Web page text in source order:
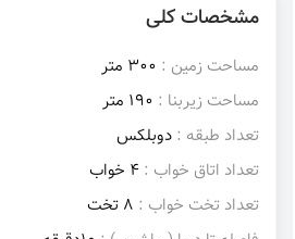
مشخصات کلی
مساحت زمین : 300 متر
مساحت زیربنا : 190 متر
تعداد طبقه : دوبلکس
تعداد اتاق خواب : 4 خواب
تعداد تخت خواب : 8 تخت